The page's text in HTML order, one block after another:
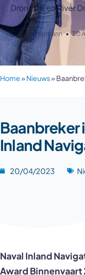
Drones. Een River
Kiara Kluttermann 20
Home»Nieuws»
Baanbreker
Inland
20/04/2023
Naval Inland
Award